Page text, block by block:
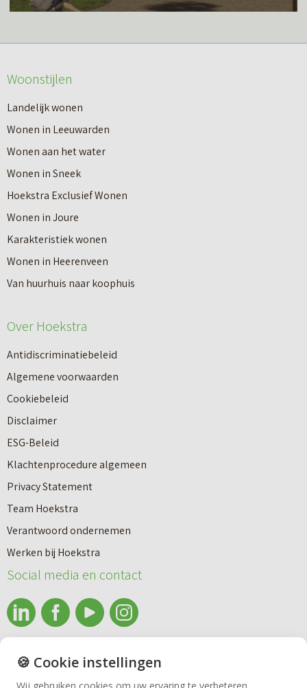
Nieuwbouw
Huren
Bedrijfsmakelaardij
o
e
r
I
n
8
s
t
a
p
p
n
n
a
a
r
e
e
n
n
i
e
u
o
w
s
e
o
v
e
r
V
a
n
n
e
u
Woonstijlen
Landelijk wonen
Wonen in Leeuwarden
Wonen aan het water
Wonen in Sneek
Hoekstra Exclusief Wonen
Wonen in Joure
Karakteristiek wonen
Wonen in Heerenveen
Van huurhuis naar koophuis
Over Hoekstra
Antidiscriminatiebeleid
Algemene voorwaarden
Cookiebeleid
Disclaimer
ESG-Beleid
Klachtenprocedure algemeen
Privacy Statement
Team Hoekstra
Verantwoord ondernemen
Werken bij Hoekstra
Social media en contact
info@makelaardijhoekstra.nl
Alle contactgegevens
🍪 Cookie instellingen